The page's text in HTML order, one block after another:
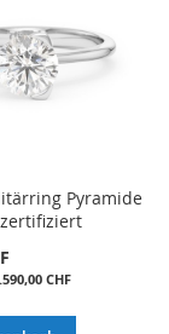
Pyramide
CHF